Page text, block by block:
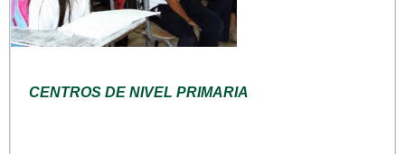
CENTROS DE NIVEL PRIMARIA